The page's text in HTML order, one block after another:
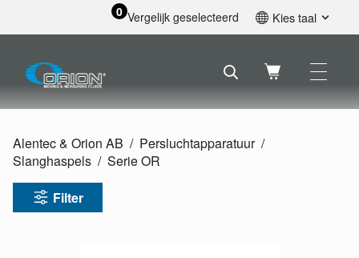
0 Vergelijk geselecteerd Kies taal
Svenska
Français
Nederlands
Alentec & Orion AB
Persluchtapparatuur
Slanghaspels
Serie OR
Filter